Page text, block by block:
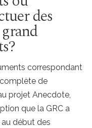
des
correspondant
de
projet Anecdote,
que la GRC a
début des